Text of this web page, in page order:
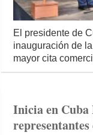
El presidente de
inauguración de
mayor cita
Inicia en Cuba
representantes